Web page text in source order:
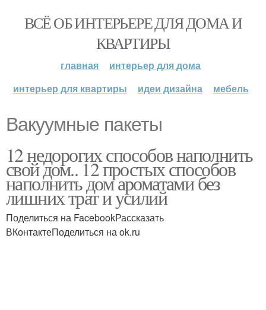
ВСЁ ОБ ИНТЕРЬЕРЕ ДЛЯ ДОМА И
КВАРТИРЫ
главная
интерьер для дома
интерьер для квартиры
идеи дизайна мебель
Вакуумные пакеты
12 недорогих способов наполнить
свой дом.. 12 простых способов
наполнить дом ароматами без
лишних трат и усилий
Поделиться на FacebookРассказать
ВКонтактеПоделиться на ok.ru